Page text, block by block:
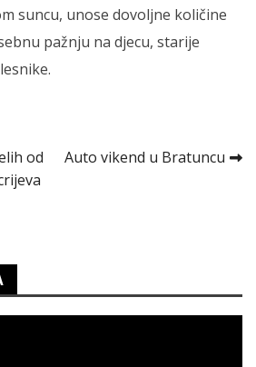
suncu, unose dovoljne količine
pažnju na djecu, starije
od
Auto vikend u Bratuncu